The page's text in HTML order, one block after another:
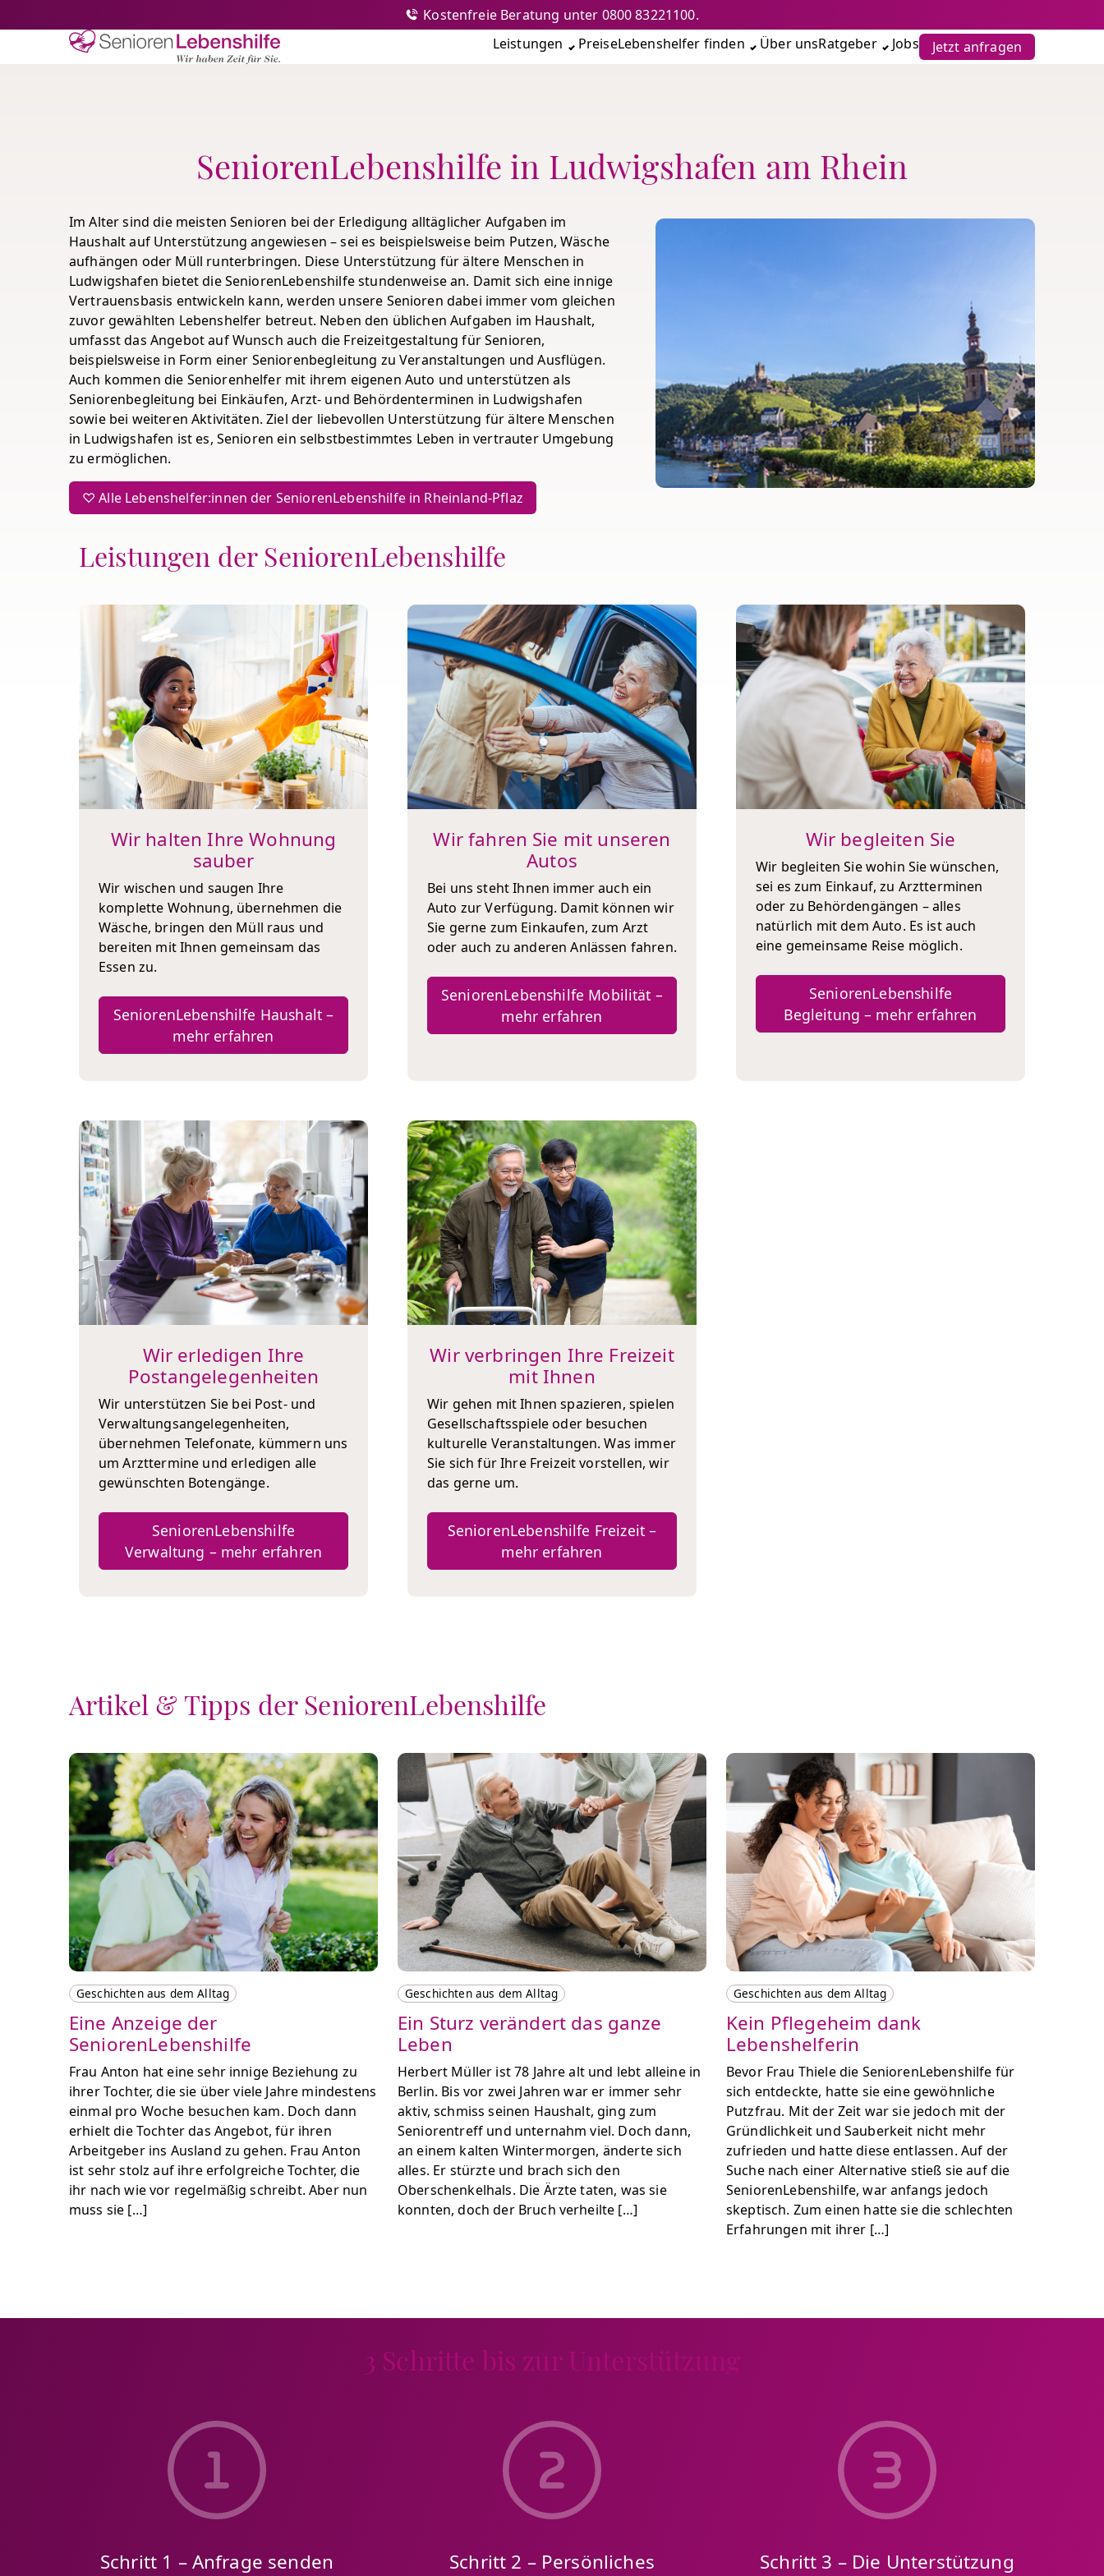
Senioren-Lebenshilfe Leistungen PreiseLebenshelfer finden Über unsRatgeber Jobs Jetzt anfragen
Kostenfreie Beratung unter 0800 83221100.
SeniorenLebenshilfe in Ludwigshafen am Rhein
Im Alter sind die meisten Senioren bei der Erledigung alltäglicher Aufgaben im
Haushalt auf Unterstützung angewiesen – sei es beispielsweise beim Putzen, Wäsche
aufhängen oder Müll runterbringen. Diese Unterstützung für ältere Menschen in
Ludwigshafen bietet die SeniorenLebenshilfe stundenweise an. Damit sich eine innige
Vertrauensbasis entwickeln kann, werden unsere Senioren dabei immer vom gleichen
zuvor gewählten Lebenshelfer betreut. Neben den üblichen Aufgaben im Haushalt,
umfasst das Angebot auf Wunsch auch die Freizeitgestaltung für Senioren,
beispielsweise in Form einer Seniorenbegleitung zu Veranstaltungen und Ausflügen.
Auch kommen die Seniorenhelfer mit ihrem eigenen Auto und unterstützen als
Seniorenbegleitung bei Einkäufen, Arzt- und Behördenterminen in Ludwigshafen
sowie bei weiteren Aktivitäten. Ziel der liebevollen Unterstützung für ältere Menschen
in Ludwigshafen ist es, Senioren ein selbstbestimmtes Leben in vertrauter Umgebung
zu ermöglichen.
♡ Alle Lebenshelfer:innen der SeniorenLebenshilfe in Rheinland-Pflaz
Leistungen der SeniorenLebenshilfe
Wir halten Ihre Wohnung
sauber
Wir wischen und saugen Ihre
komplette Wohnung, übernehmen die
Wäsche, bringen den Müll raus und
bereiten mit Ihnen gemeinsam das
Essen zu.
SeniorenLebenshilfe Haushalt –
mehr erfahren
Wir fahren Sie mit unseren
Autos
Bei uns steht Ihnen immer auch ein
Auto zur Verfügung. Damit können wir
Sie gerne zum Einkaufen, zum Arzt
oder auch zu anderen Anlässen fahren.
SeniorenLebenshilfe Mobilität –
mehr erfahren
Wir begleiten Sie
Wir begleiten Sie wohin Sie wünschen,
sei es zum Einkauf, zu Arztterminen
oder zu Behördengängen – alles
natürlich mit dem Auto. Es ist auch
eine gemeinsame Reise möglich.
SeniorenLebenshilfe
Begleitung – mehr erfahren
Wir erledigen Ihre
Postangelegenheiten
Wir unterstützen Sie bei Post- und
Verwaltungsangelegenheiten,
übernehmen Telefonate, kümmern uns
um Arzttermine und erledigen alle
gewünschten Botengänge.
SeniorenLebenshilfe
Verwaltung – mehr erfahren
Wir verbringen Ihre Freizeit
mit Ihnen
Wir gehen mit Ihnen spazieren, spielen
Gesellschaftsspiele oder besuchen
kulturelle Veranstaltungen. Was immer
Sie sich für Ihre Freizeit vorstellen, wir
das gerne um.
SeniorenLebenshilfe Freizeit –
mehr erfahren
Artikel & Tipps der SeniorenLebenshilfe
Geschichten aus dem Alltag
Eine Anzeige der
SeniorenLebenshilfe
Frau Anton hat eine sehr innige Beziehung zu
ihrer Tochter, die sie über viele Jahre mindestens
einmal pro Woche besuchen kam. Doch dann
erhielt die Tochter das Angebot, für ihren
Arbeitgeber ins Ausland zu gehen. Frau Anton
ist sehr stolz auf ihre erfolgreiche Tochter, die
ihr nach wie vor regelmäßig schreibt. Aber nun
muss sie […]
Geschichten aus dem Alltag
Ein Sturz verändert das ganze
Leben
Herbert Müller ist 78 Jahre alt und lebt alleine in
Berlin. Bis vor zwei Jahren war er immer sehr
aktiv, schmiss seinen Haushalt, ging zum
Seniorentreff und unternahm viel. Doch dann,
an einem kalten Wintermorgen, änderte sich
alles. Er stürzte und brach sich den
Oberschenkelhals. Die Ärzte taten, was sie
konnten, doch der Bruch verheilte […]
Geschichten aus dem Alltag
Kein Pflegeheim dank
Lebenshelferin
Bevor Frau Thiele die SeniorenLebenshilfe für
sich entdeckte, hatte sie eine gewöhnliche
Putzfrau. Mit der Zeit war sie jedoch mit der
Gründlichkeit und Sauberkeit nicht mehr
zufrieden und hatte diese entlassen. Auf der
Suche nach einer Alternative stieß sie auf die
SeniorenLebenshilfe, war anfangs jedoch
skeptisch. Zum einen hatte sie die schlechten
Erfahrungen mit ihrer […]
3 Schritte bis zur Unterstützung
Schritt 1 – Anfrage senden
Schritt 2 – Persönliches
Schritt 3 – Die Unterstützung